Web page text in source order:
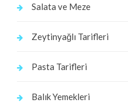
Salata ve Meze
Zeytinyağlı Tarifleri
Pasta Tarifleri
Balık Yemekleri